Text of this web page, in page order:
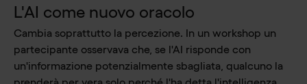
L'AI come nuovo oracolo
Cambia soprattutto la percezione. In un workshop un
partecipante osservava che, se l'AI risponde con
un'informazione potenzialmente sbagliata, qualcuno la